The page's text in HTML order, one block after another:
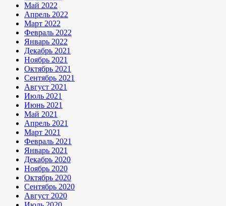
Май 2022
Апрель 2022
Март 2022
Февраль 2022
Январь 2022
Декабрь 2021
Ноябрь 2021
Октябрь 2021
Сентябрь 2021
Август 2021
Июль 2021
Июнь 2021
Май 2021
Апрель 2021
Март 2021
Февраль 2021
Январь 2021
Декабрь 2020
Ноябрь 2020
Октябрь 2020
Сентябрь 2020
Август 2020